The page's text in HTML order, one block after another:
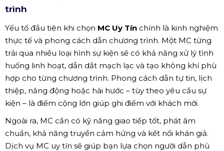
trình
Yếu tố đầu tiên khi chọn MC Uy Tín chính là kinh nghiệm
thực tế và phong cách dẫn chương trình. Một MC từng
trải qua nhiều loại hình sự kiện sẽ có khả năng xử lý tình
huống linh hoạt, dẫn dắt mạch lạc và tạo không khí phù
hợp cho từng chương trình. Phong cách dẫn tự tin, lịch
thiệp, năng động hoặc hài hước – tùy theo yêu cầu sự
kiện – là điểm cộng lớn giúp ghi điểm với khách mời.
Ngoài ra, MC cần có kỹ năng giao tiếp tốt, phát âm
chuẩn, khả năng truyền cảm hứng và kết nối khán giả.
Dịch vụ MC uy tín sẽ giúp bạn lựa chọn người dẫn phù